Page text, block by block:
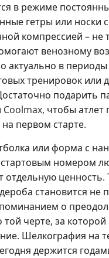
в режиме
гетры или носки с
компрессией – не
венозному
актуально в
тренировок или
подарить
Coolmax, чтобы атлет
первом старте.
или форма с
номером
отдельную ценность.
становится не
о
той черте, за
Шелкография на
держится